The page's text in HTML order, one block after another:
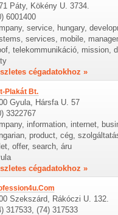
Páty, Kökény U. 3734.
6001400
service, hungary,
services, mobile,
telekommunikáció, mission,
cégadatokhoz »
Plakát Bt.
Gyula, Hársfa U. 57
3322767
information, internet,
product, cég,
offer, search, áru
cégadatokhoz »
Szekszárd, Rákóczi U. 132.
317533, (74) 317533